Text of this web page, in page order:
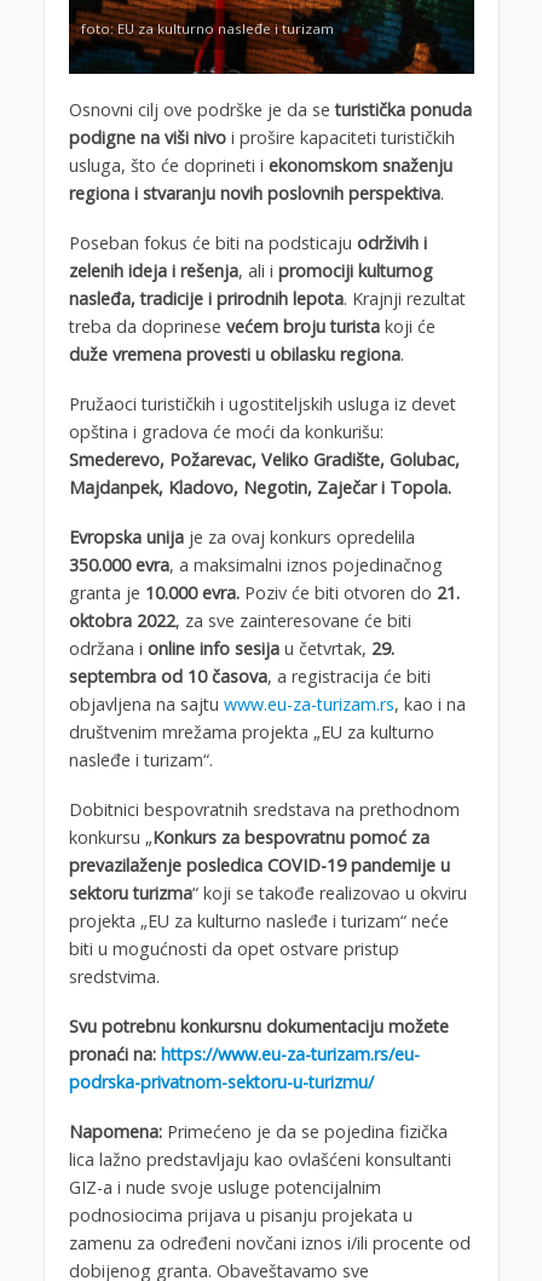
foto: EU za kulturno nasleđe i turizam
Osnovni cilj ove podrške je da seturistička ponuda
podigne na viši nivoi prošire kapaciteti turističkih
usluga, što će doprineti i ekonomskom snaženju
regiona i stvaranju novih poslovnih perspektiva.
Poseban fokus će biti na podsticaju održivih i
zelenih ideja i rešenja, ali i promociji kulturnog
nasleđa, tradicije i prirodnih lepota. Krajnji rezultat
treba da doprinese većem broju turistakoji će
duže vremena provesti u obilasku regiona.
Pružaoci turističkih i ugostiteljskih usluga iz devet
opština i gradova će moći da konkurišu:
Smederevo, Požarevac, Veliko Gradište, Golubac,
Majdanpek, Kladovo, Negotin, Zaječar i Topola.
Evropska unijaje za ovaj konkurs opredelila
350.000 evra, a maksimalni iznos pojedinačnog
granta je 10.000 evra. Poziv će biti otvoren do 21.
oktobra 2022, za sve zainteresovane će biti
održana i online info sesijau četvrtak, 29.
septembra od 10 časova, a registracija će biti
objavljena na sajtu www.eu-za-turizam.rs, kao i na
društvenim mrežama projekta „EU za kulturno
nasleđe i turizam“.
Dobitnici bespovratnih sredstava na prethodnom
konkursu „Konkurs za bespovratnu pomoć za
prevazilaženje posledica COVID-19 pandemije u
sektoru turizma“ koji se takođe realizovao u okviru
projekta „EU za kulturno nasleđe i turizam“ neće
biti u mogućnosti da opet ostvare pristup
sredstvima.
Svu potrebnu konkursnu dokumentaciju možete
pronaći na: https://www.eu-za-turizam.rs/eu-
podrska-privatnom-sektoru-u-turizmu/
Napomena: Primećeno je da se pojedina fizička
lica lažno predstavljaju kao ovlašćeni konsultanti
GIZ-a i nude svoje usluge potencijalnim
podnosiocima prijava u pisanju projekata u
zamenu za određeni novčani iznos i/ili procente od
dobijenog granta. Obaveštavamo sve